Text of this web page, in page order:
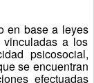
en base a leyes
a los
psicosocial,
se encuentran
efectuadas